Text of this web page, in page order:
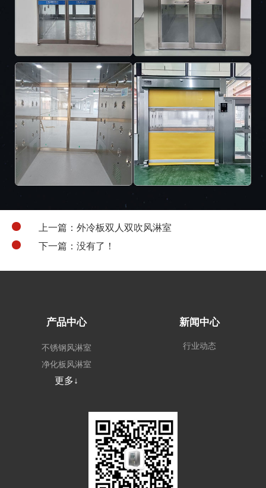
上一篇：外冷板双人双吹风淋室
下一篇：没有了！
产品中心
不锈钢风淋室
净化板风淋室
外冷板风淋室
其他无尘车间配套
更多↓
新闻中心
行业动态